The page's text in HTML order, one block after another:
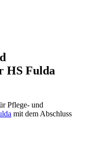
HS Fulda
Pflege- und
mit dem Abschluss